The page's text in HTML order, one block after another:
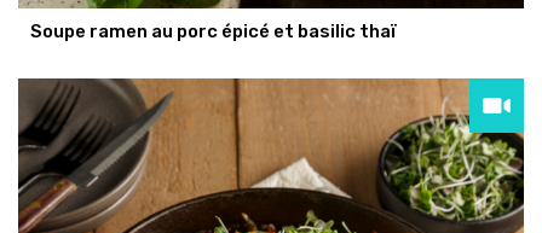
Soupe ramen au porc épicé et basilic thaï